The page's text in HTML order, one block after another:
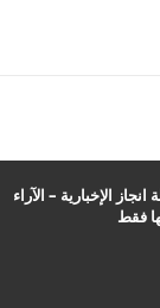
الإخبارية – الآراء
فقط